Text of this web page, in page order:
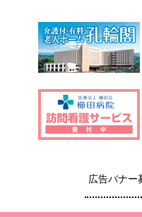
広告バナー